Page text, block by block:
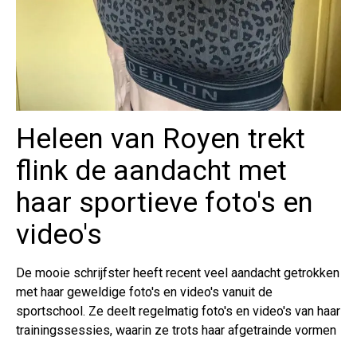
Heleen van Royen trekt
flink de aandacht met
haar sportieve foto's en
video's
De mooie schrijfster heeft recent veel aandacht getrokken
met haar geweldige foto's en video's vanuit de
sportschool. Ze deelt regelmatig foto's en video's van haar
trainingssessies, waarin ze trots haar afgetrainde vormen